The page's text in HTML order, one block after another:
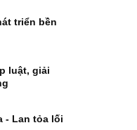
triển bền
luật, giải
- Lan tỏa lối